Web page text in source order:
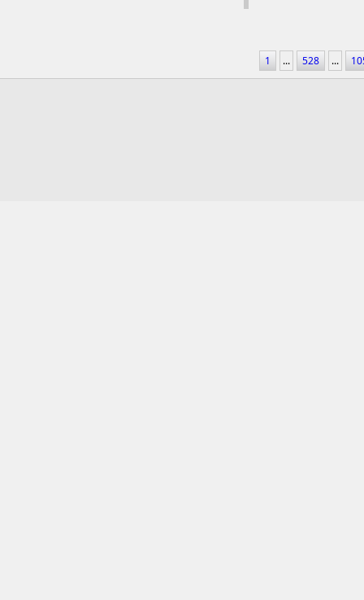
1 ... 528 ...